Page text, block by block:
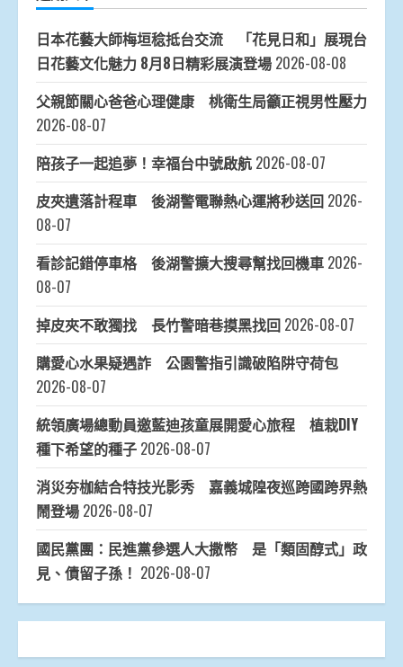
日本花藝大師梅垣稔抵台交流 「花見日和」展現台
日花藝文化魅力 8月8日精彩展演登場 2026-08-08
父親節關心爸爸心理健康 桃衛生局籲正視男性壓力
2026-08-07
陪孩子一起追夢！幸福台中號啟航 2026-08-07
皮夾遺落計程車 後湖警電聯熱心運將秒送回 2026-
08-07
看診記錯停車格 後湖警擴大搜尋幫找回機車 2026-
08-07
掉皮夾不敢獨找 長竹警暗巷摸黑找回 2026-08-07
購愛心水果疑遇詐 公園警指引識破陷阱守荷包
2026-08-07
統領廣場總動員邀藍迪孩童展開愛心旅程 植栽DIY
種下希望的種子 2026-08-07
消災夯枷結合特技光影秀 嘉義城隍夜巡跨國跨界熱
鬧登場 2026-08-07
國民黨團：民進黨參選人大撒幣 是「類固醇式」政
見、債留子孫！ 2026-08-07